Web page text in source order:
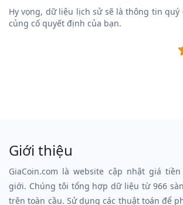
Hy vọng, dữ liệu lịch sử sẽ là thông tin quý
củng cố quyết định của bạn.
Giới thiệu
GiaCoin.com là website cập nhật giá
giới. Chúng tôi tổng hợp dữ liệu từ 966
trên toàn cầu. Sử dụng các thuật toán để